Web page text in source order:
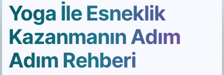
Yoga İle Esneklik
Kazanmanın Adım
Adım Rehberi